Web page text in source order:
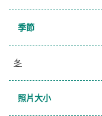
季節
冬
照片大小